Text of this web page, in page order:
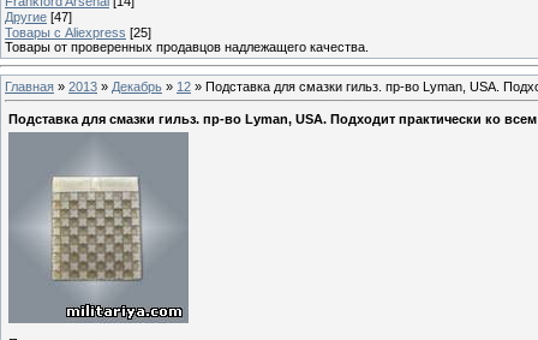
Другие [47]
Товары с Aliexpress [25]
Товары от проверенных продавцов надлежащего качества.
Главная » 2013 » Декабрь » 12 » Подставка для смазки гильз. пр-во Lyman, USA.
Подставка для смазки гильз. пр-во Lyman, USA. Подходит практически ко